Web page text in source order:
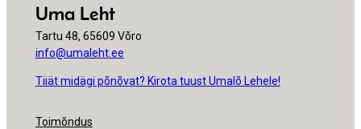
Uma Leht
Tartu 48, 65609 Võro
info@umaleht.ee
Tiiät midägi põnõvat? Kirota tuust Umalõ Lehele!
Toimõndus